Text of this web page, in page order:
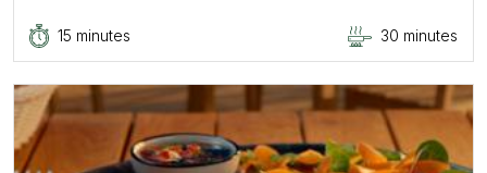
15 minutes 30 minutes